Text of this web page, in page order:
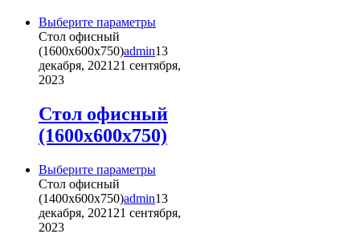
товара.
Выберите параметрыЭтот
имеет
несколько
можно
выбрать
на
товара.
Стол офисный
(1600х600х750)admin13
декабря, 2021 21 сентября,
2023
Стол офисный
(1600х600х750)
Выберите параметрыЭтот
имеет
несколько
Стол офисный
(1400х600х750)admin13
декабря, 2021 21 сентября,
2023